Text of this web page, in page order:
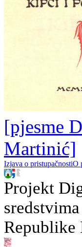
[pjesme
Martinić]
Izjava o pristupačnostiO
Projekt
Republike